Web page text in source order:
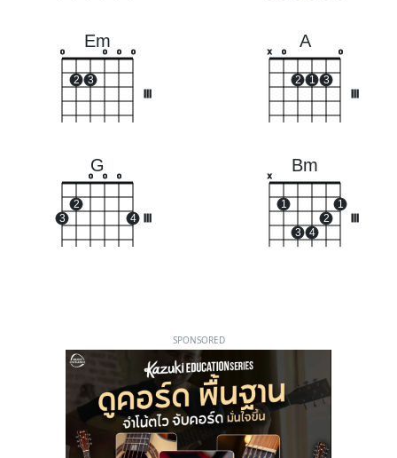
Em
o
2 3
o o o
A
x o
2 1 3
o
G
3
2
o o o
4
Bm
x
1
3 4
2
1
SPONSORED